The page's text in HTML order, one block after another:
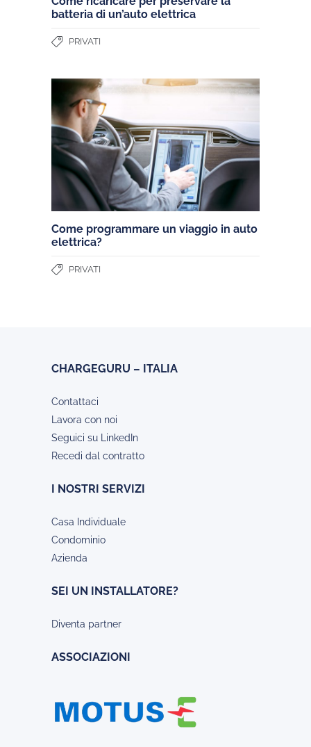
batteria di un’auto elettrica
PRIVATI
Come programmare un viaggio in auto
elettrica?
PRIVATI
CHARGEGURU – ITALIA
Contattaci
Lavora con noi
Seguici su LinkedIn
Recedi dal contratto
I NOSTRI SERVIZI
Casa Individuale
Condominio
Azienda
SEI UN INSTALLATORE?
Diventa partner
ASSOCIAZIONI